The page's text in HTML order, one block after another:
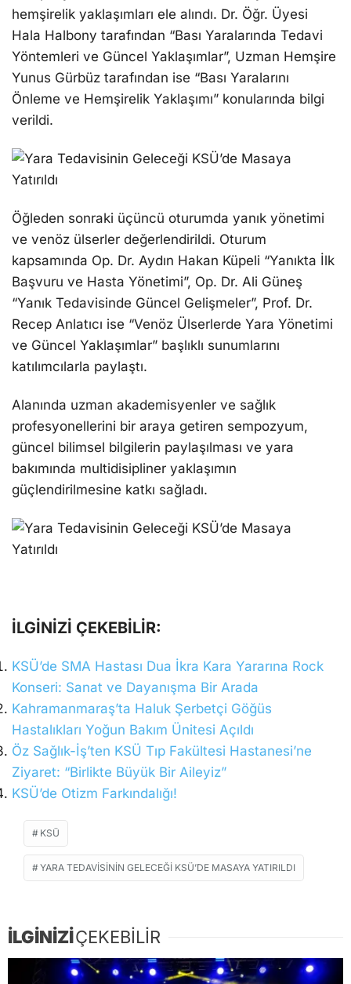
hemşirelik yaklaşımları ele alındı. Dr. Öğr. Üyesi
Hala Halbony tarafından “Bası Yaralarında Tedavi
Yöntemleri ve Güncel Yaklaşımlar”, Uzman Hemşire
Yunus Gürbüz tarafından ise “Bası Yaralarını
Önleme ve Hemşirelik Yaklaşımı” konularında bilgi
verildi.
Öğleden sonraki üçüncü oturumda yanık yönetimi
ve venöz ülserler değerlendirildi. Oturum
kapsamında Op. Dr. Aydın Hakan Küpeli “Yanıkta İlk
Başvuru ve Hasta Yönetimi”, Op. Dr. Ali Güneş
“Yanık Tedavisinde Güncel Gelişmeler”, Prof. Dr.
Recep Anlatıcı ise “Venöz Ülserlerde Yara Yönetimi
ve Güncel Yaklaşımlar” başlıklı sunumlarını
katılımcılarla paylaştı.
Alanında uzman akademisyenler ve sağlık
profesyonellerini bir araya getiren sempozyum,
güncel bilimsel bilgilerin paylaşılması ve yara
bakımında multidisipliner yaklaşımın
güçlendirilmesine katkı sağladı.
İLGİNİZİ ÇEKEBİLİR:
KSÜ’de SMA Hastası Dua İkra Kara Yararına Rock
Konseri: Sanat ve Dayanışma Bir Arada
Kahramanmaraş’ta Haluk Şerbetçi Göğüs
Hastalıkları Yoğun Bakım Ünitesi Açıldı
Öz Sağlık-İş’ten KSÜ Tıp Fakültesi Hastanesi’ne
Ziyaret: “Birlikte Büyük Bir Aileyiz”
KSÜ’de Otizm Farkındalığı!
KSÜ
YARA TEDAVISININ GELECEĞI KSÜ’DE MASAYA YATIRILDI
İLGİNİZİÇEKEBİLİR